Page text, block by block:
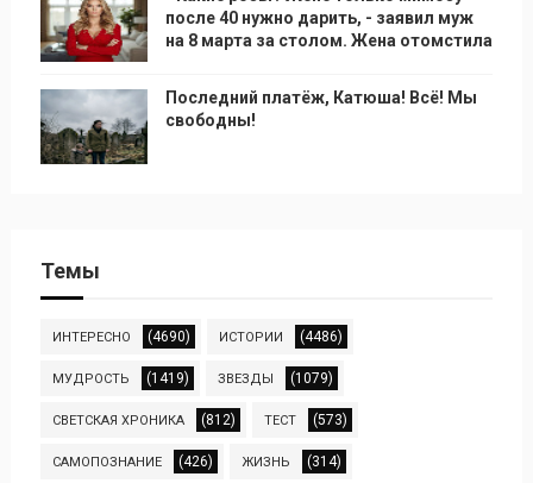
после 40 нужно дарить, - заявил муж
на 8 марта за столом. Жена отомстила
Последний платёж, Катюша! Всё! Мы
свободны!
Темы
ИНТЕРЕСНО (4690) ИСТОРИИ (4486)
МУДРОСТЬ (1419) ЗВЕЗДЫ (1079)
СВЕТСКАЯ ХРОНИКА (812) ТЕСТ (573)
САМОПОЗНАНИЕ (426) ЖИЗНЬ (314)